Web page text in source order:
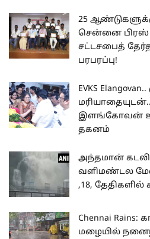
25
சென்னை பிரஸ்
சட்டசபைத்
பரபரப்பு!
EVKS
இளங்கோவன்
தகனம்
அந்தமான்
வளிமண்டல
,18,
Chennai
மழையில்